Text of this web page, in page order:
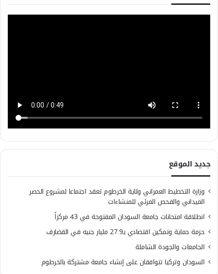
جديد الموقع
وزارة التخطيط العمراني ولاية الخرطوم تعقد اجتماعا لمشروع الحصر
الميداني والفحص المرئي للمنشاءات
انطلاقة امتحانات جامعة السودان المفتوحة في 43 مركزاً
حزمة حماية وتمكين اقتصادي بـ27.9 مليار جنيه في القضارف
الجامعات والجودة الشاملة
السودان وتركيا تتوافقان على إنشاء جامعة مشتركة بالخرطوم